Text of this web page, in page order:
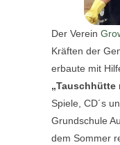
Der Verein
Kräften der
erbaute mit
„Tauschhütte
Spiele, CD´s
Grundschule
dem Sommer